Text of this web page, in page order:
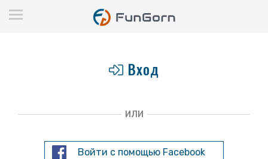
Вход
ИЛИ
Войти с помощью Facebook